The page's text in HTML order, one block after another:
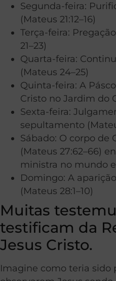
Segunda-feira:
(Mateus 21:12–16)
Terça-feira:
21–23)
Quarta-feira:
(Mateus 24–25)
Quinta-feira: A
Cristo no Jardim do
Sexta-feira:
sepultamento
Sábado: O corpo de
(Mateus 27:62–66)
ministra no mundo
Domingo: A
(Mateus 28:1–10)
Muitas
testificam da
Jesus Cristo.
Imagine como teria sido